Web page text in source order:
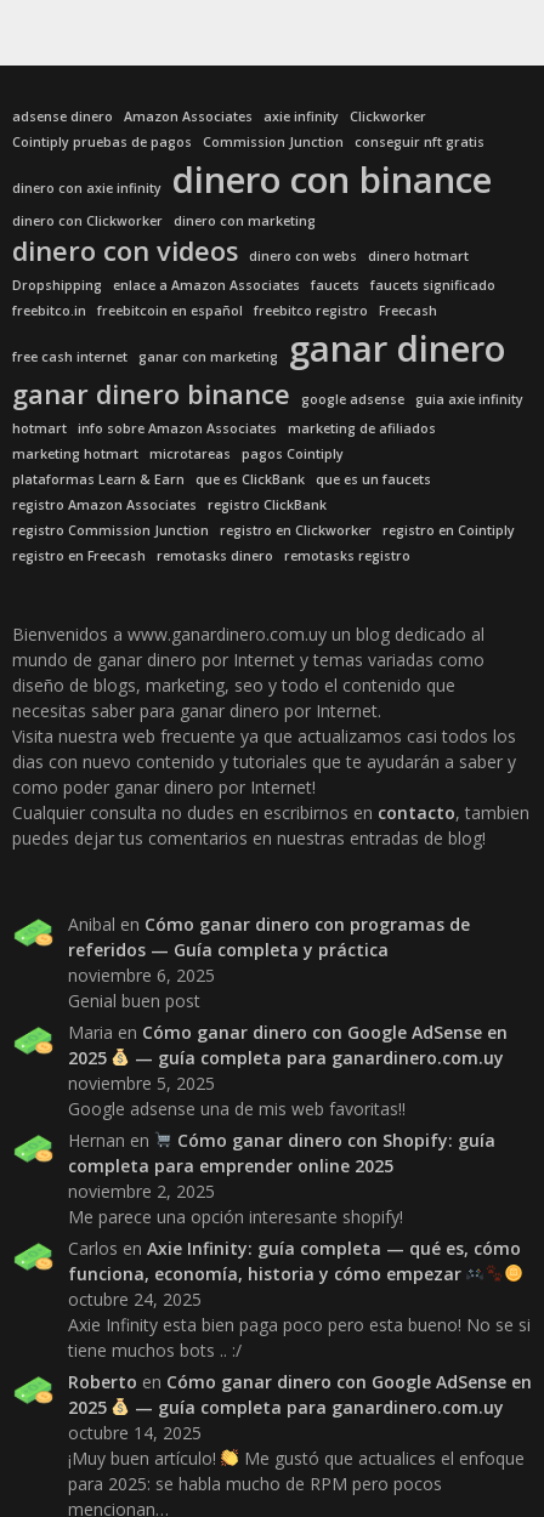
adsense dinero Amazon Associates axie infinity
Clickworker
Cointiply pruebas de pagos
Commission Junction conseguir nft gratis
dinero con axie infinity dinero con binance
dinero con Clickworker dinero con marketing
dinero con videos dinero con webs
dinero hotmart
Dropshipping
enlace a Amazon Associates faucets
faucets significado
freebitco.in
freebitcoin en español freebitco registro Freecash
free cash internet ganar con marketing ganar dinero
ganar dinero binance google adsense
guia axie infinity
hotmart
info sobre Amazon Associates
marketing de afiliados
marketing hotmart
microtareas
pagos Cointiply
plataformas Learn & Earn
que es ClickBank
que es un faucets
registro Amazon Associates
registro ClickBank
registro Commission Junction
registro en Clickworker
registro en Cointiply
registro en Freecash
remotasks dinero remotasks registro
Bienvenidos a www.ganardinero.com.uy un blog dedicado al
mundo de ganar dinero por Internet y temas variadas como
diseño de blogs, marketing, seo y todo el contenido que
necesitas saber para ganar dinero por Internet.
Visita nuestra web frecuente ya que actualizamos casi todos los
dias con nuevo contenido y tutoriales que te ayudarán a saber y
como poder ganar dinero por Internet!
Cualquier consulta no dudes en escribirnos en contacto, tambien
puedes dejar tus comentarios en nuestras entradas de blog!
Anibal en Cómo ganar dinero con programas de
referidos — Guía completa y práctica
noviembre 6, 2025
Genial buen post
Maria en Cómo ganar dinero con Google AdSense en
2025
— guía completa para ganardinero.com.uy
noviembre 5, 2025
Google adsense una de mis web favoritas!!
Hernan en
Cómo ganar dinero con Shopify: guía
completa para emprender online 2025
noviembre 2, 2025
Me parece una opción interesante shopify!
Carlos en Axie Infinity: guía completa — qué es, cómo
funciona, economía, historia y cómo empezar
octubre 24, 2025
Axie Infinity esta bien paga poco pero esta bueno! No se si
tiene muchos bots .. :/
Roberto en Cómo ganar dinero con Google AdSense en
2025
— guía completa para ganardinero.com.uy
octubre 14, 2025
¡Muy buen artículo!
Me gustó que actualices el enfoque
para 2025: se habla mucho de RPM pero pocos
mencionan…